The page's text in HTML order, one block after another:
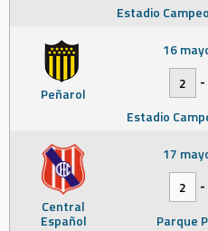
Estadio
Peñarol
16
2
-
Estadio
Central
Español
17
2
-
Parque